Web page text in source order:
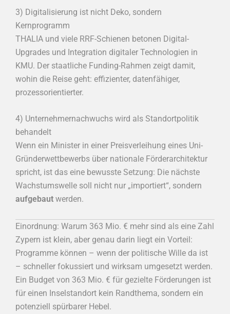
3) Digitalisierung ist nicht Deko, sondern
Kernprogramm
THALIA und viele RRF-Schienen betonen Digital-
Upgrades und Integration digitaler Technologien in
KMU. Der staatliche Funding-Rahmen zeigt damit,
wohin die Reise geht: effizienter, datenfähiger,
prozessorientierter.
4) Unternehmernachwuchs wird als Standortpolitik
behandelt
Wenn ein Minister in einer Preisverleihung eines Uni-
Gründerwettbewerbs über nationale Förderarchitektur
spricht, ist das eine bewusste Setzung: Die nächste
Wachstumswelle soll nicht nur „importiert“, sondern
aufgebaut werden.
Einordnung: Warum 363 Mio. € mehr sind als eine Zahl
Zypern ist klein, aber genau darin liegt ein Vorteil:
Programme können – wenn der politische Wille da ist
– schneller fokussiert und wirksam umgesetzt werden.
Ein Budget von 363 Mio. € für gezielte Förderungen ist
für einen Inselstandort kein Randthema, sondern ein
potenziell spürbarer Hebel.